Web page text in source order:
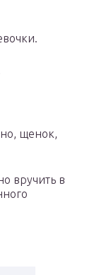
щенок,
вручить в